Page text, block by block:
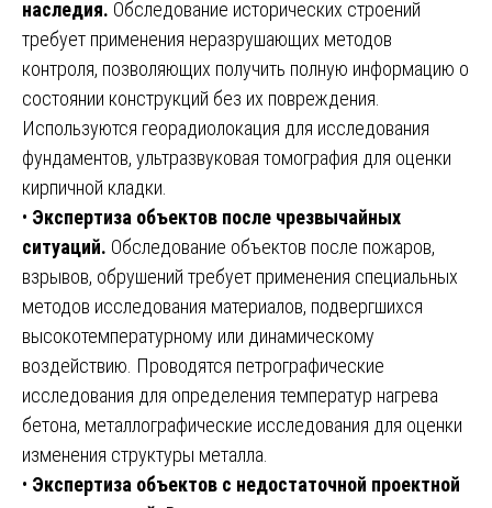
наследия. Обследование исторических строений
требует применения неразрушающих методов
контроля, позволяющих получить полную информацию о
состоянии конструкций без их повреждения.
Используются георадиолокация для исследования
фундаментов, ультразвуковая томография для оценки
кирпичной кладки.
• Экспертиза объектов после чрезвычайных
ситуаций. Обследование объектов после пожаров,
взрывов, обрушений требует применения специальных
методов исследования материалов, подвергшихся
высокотемпературному или динамическому
воздействию. Проводятся петрографические
исследования для определения температур нагрева
бетона, металлографические исследования для оценки
изменения структуры металла.
• Экспертиза объектов с недостаточной проектной